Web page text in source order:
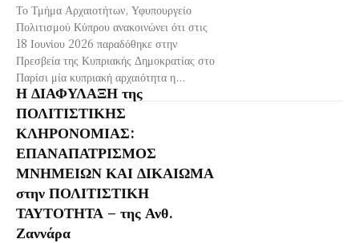
Το Τμήμα Αρχαιοτήτων, Υφυπουργείο
Πολιτισμού Κύπρου ανακοινώνει ότι στις
18 Ιουνίου 2026 παραδόθηκε στην
Πρεσβεία της Κυπριακής Δημοκρατίας στο
Παρίσι μία κυπριακή αρχαιότητα η...
Η ΔΙΑΦΥΛΑΞΗ της
ΠΟΛΙΤΙΣΤΙΚΗΣ
ΚΛΗΡΟΝΟΜΙΑΣ:
ΕΠΑΝΑΠΑΤΡΙΣΜΟΣ
ΜΝΗΜΕΙΩΝ ΚΑΙ ΔΙΚΑΙΩΜΑ
στην ΠΟΛΙΤΙΣΤΙΚΗ
ΤΑΥΤΟΤΗΤΑ – της Ανθ.
Ζαννάρα